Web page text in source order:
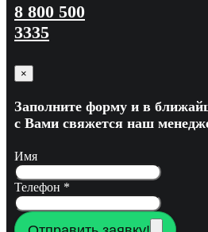
8 800 500
3335
×
Заполните форму и в
с Вами свяжется наш
Имя
Телефон *